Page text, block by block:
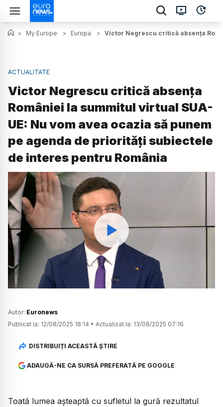
> My Europe > Europa > Victor Negrescu critică absența
ACTUALITATE
Victor Negrescu critică absența
României la summitul virtual SUA-
UE: Nu vom avea ocazia să punem
pe agenda de priorități subiectele
de interes pentru România
Watch
Autor: Euronews
Publicat la: 12/08/2025 18:14 • Actualizat la: 13/08/2025 07:16
DISTRIBUIȚI ACEASTĂ ȘTIRE
ADAUGĂ-NE CA SURSĂ PREFERATĂ PE GOOGLE
Toată lumea așteaptă cu sufletul la gură rezultatul